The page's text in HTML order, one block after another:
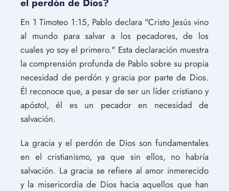
En 1 Timoteo 1:15, Pablo declara "Cristo Jesús vino
al mundo para salvar a los pecadores, de los
cuales yo soy el primero." Esta declaración muestra
la comprensión profunda de Pablo sobre su propia
necesidad de perdón y gracia por parte de Dios.
Él reconoce que, a pesar de ser un líder cristiano y
apóstol, él es un pecador en necesidad de
salvación.
La gracia y el perdón de Dios son fundamentales
en el cristianismo, ya que sin ellos, no habría
salvación. La gracia se refiere al amor inmerecido
y la misericordia de Dios hacia aquellos que han